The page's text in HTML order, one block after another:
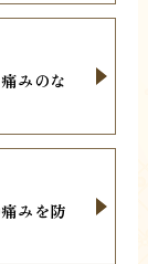
みのな
みを防